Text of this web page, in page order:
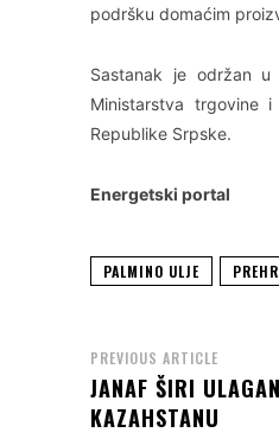
podršku domaćim
Sastanak je održan u
Ministarstva trgovine
Republike Srpske.
Energetski portal
PALMINO ULJE
PREVIOUS ARTICLE
JANAF ŠIRI
KAZAHSTANU